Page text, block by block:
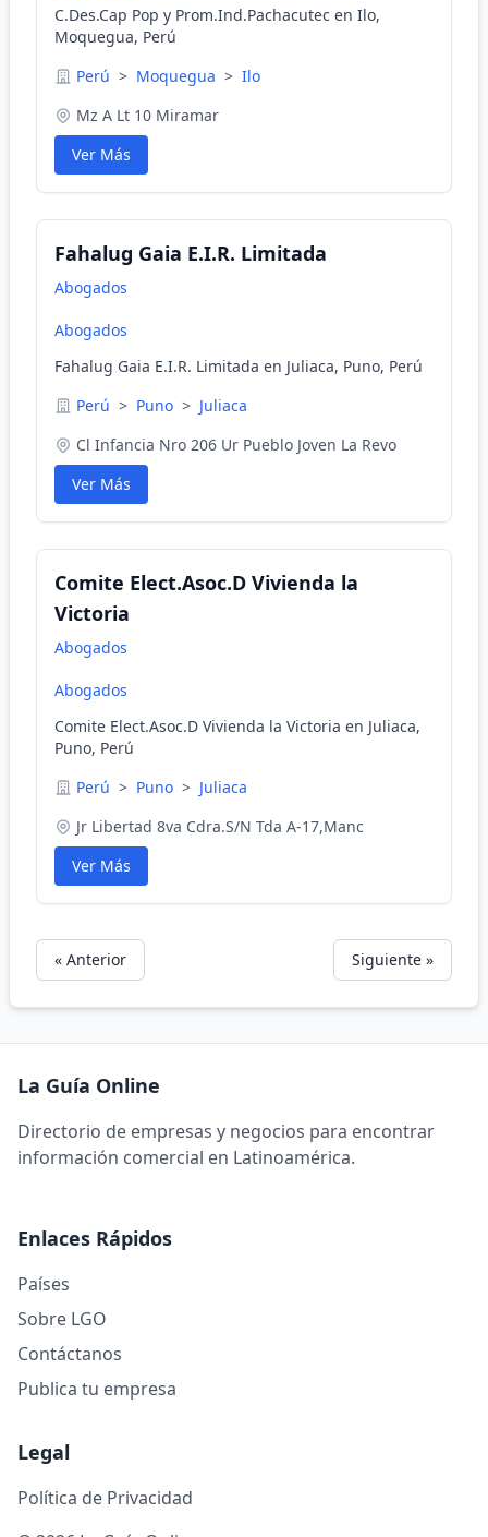
C.Des.Cap Pop y Prom.Ind.Pachacutec en Ilo,
Moquegua, Perú
Perú > Moquegua > Ilo
Mz A Lt 10 Miramar
Ver Más
Fahalug Gaia E.I.R. Limitada
Abogados
Abogados
Fahalug Gaia E.I.R. Limitada en Juliaca, Puno, Perú
Perú > Puno > Juliaca
Cl Infancia Nro 206 Ur Pueblo Joven La Revo
Ver Más
Comite Elect.Asoc.D Vivienda la
Victoria
Abogados
Abogados
Comite Elect.Asoc.D Vivienda la Victoria en Juliaca,
Puno, Perú
Perú > Puno > Juliaca
Jr Libertad 8va Cdra.S/N Tda A-17,Manc
Ver Más
« Anterior Siguiente »
La Guía Online
Directorio de empresas y negocios para encontrar
información comercial en Latinoamérica.
Enlaces Rápidos
Países
Sobre LGO
Contáctanos
Publica tu empresa
Legal
Política de Privacidad